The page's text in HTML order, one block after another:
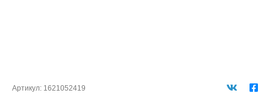
Артикул: 1621052419